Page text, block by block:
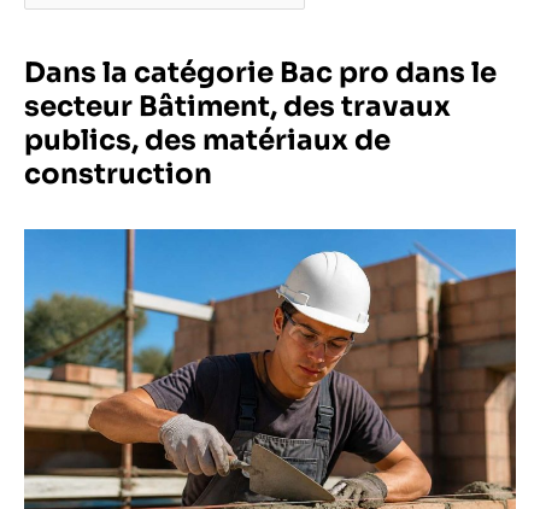
Dans la catégorie Bac pro dans le
secteur Bâtiment, des travaux
publics, des matériaux de
construction